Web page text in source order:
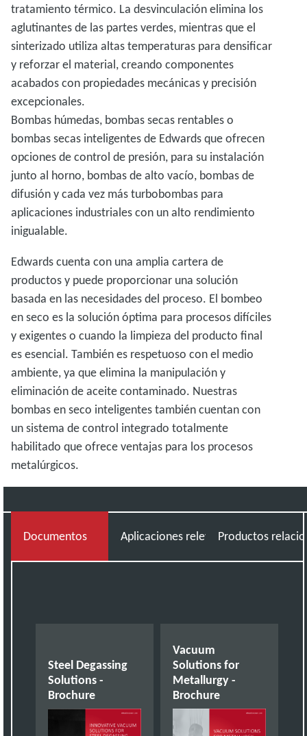
tratamiento térmico. La desvinculación elimina los
aglutinantes de las partes verdes, mientras que el
sinterizado utiliza altas temperaturas para densificar
y reforzar el material, creando componentes
acabados con propiedades mecánicas y precisión
excepcionales.
Bombas húmedas, bombas secas rentables o
bombas secas inteligentes de Edwards que ofrecen
opciones de control de presión, para su instalación
junto al horno, bombas de alto vacío, bombas de
difusión y cada vez más turbobombas para
aplicaciones industriales con un alto rendimiento
inigualable.
Edwards cuenta con una amplia cartera de
productos y puede proporcionar una solución
basada en las necesidades del proceso. El bombeo
en seco es la solución óptima para procesos difíciles
y exigentes o cuando la limpieza del producto final
es esencial. También es respetuoso con el medio
ambiente, ya que elimina la manipulación y
eliminación de aceite contaminado. Nuestras
bombas en seco inteligentes también cuentan con
un sistema de control integrado totalmente
habilitado que ofrece ventajas para los procesos
metalúrgicos.
Documentos Aplicaciones relevantesProductos
Steel Degassing
Solutions -
Brochure
Vacuum
Solutions for
Metallurgy -
Brochure